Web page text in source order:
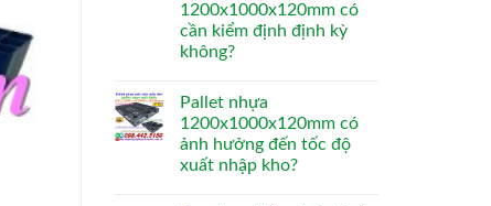
1200x1000x120mm có
cần kiểm định định kỳ
không?
Pallet nhựa
1200x1000x120mm có
ảnh hưởng đến tốc độ
xuất nhập kho?